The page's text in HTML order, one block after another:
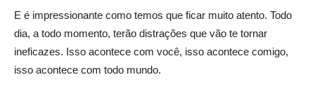
E é impressionante como temos que ficar muito atento. Todo
dia, a todo momento, terão distrações que vão te tornar
ineficazes. Isso acontece com você, isso acontece comigo,
isso acontece com todo mundo.